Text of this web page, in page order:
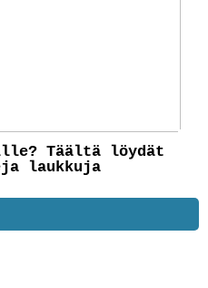
Täältä löydät
laukkuja